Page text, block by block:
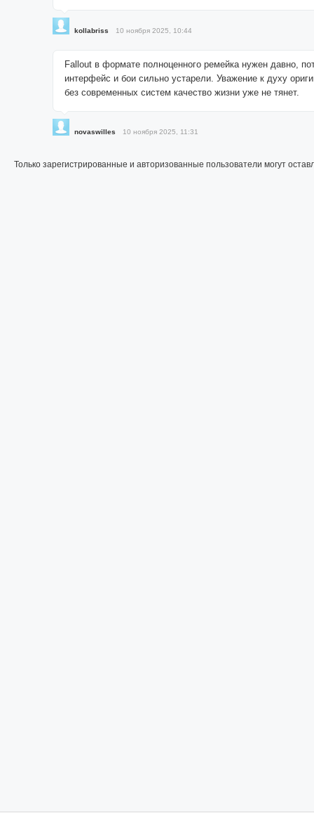
kollabriss 10 ноября 2025, 10:44
Fallout в формате полноценного ремейка нужен давно,
интерфейс и бои сильно устарели. Уважение к духу
без современных систем качество жизни уже не тянет.
novaswilles 10 ноября 2025, 11:31
Только зарегистрированные и авторизованные пользователи могут